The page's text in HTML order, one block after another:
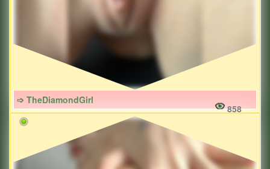
➩ TheDiamondGirl
858